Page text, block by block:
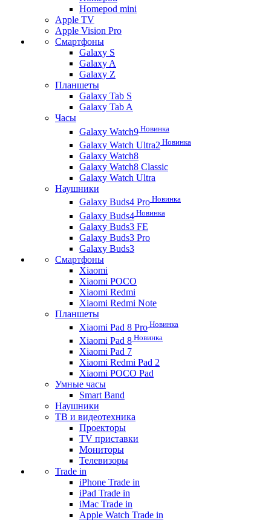
Homepod mini
Apple TV
Apple Vision Pro
Смартфоны
Galaxy S
Galaxy A
Galaxy Z
Планшеты
Galaxy Tab S
Galaxy Tab A
Часы
Galaxy Watch9 Новинка
Galaxy Watch Ultra2 Новинка
Galaxy Watch8
Galaxy Watch8 Classic
Galaxy Watch Ultra
Наушники
Galaxy Buds4 Pro Новинка
Galaxy Buds4 Новинка
Galaxy Buds3 FE
Galaxy Buds3 Pro
Galaxy Buds3
Смартфоны
Xiaomi
Xiaomi POCO
Xiaomi Redmi
Xiaomi Redmi Note
Планшеты
Xiaomi Pad 8 Pro Новинка
Xiaomi Pad 8 Новинка
Xiaomi Pad 7
Xiaomi Redmi Pad 2
Xiaomi POCO Pad
Умные часы
Smart Band
Наушники
ТВ и видеотехника
Проекторы
TV приставки
Мониторы
Телевизоры
Trade in
iPhone Trade in
iPad Trade in
iMac Trade in
Apple Watch Trade in